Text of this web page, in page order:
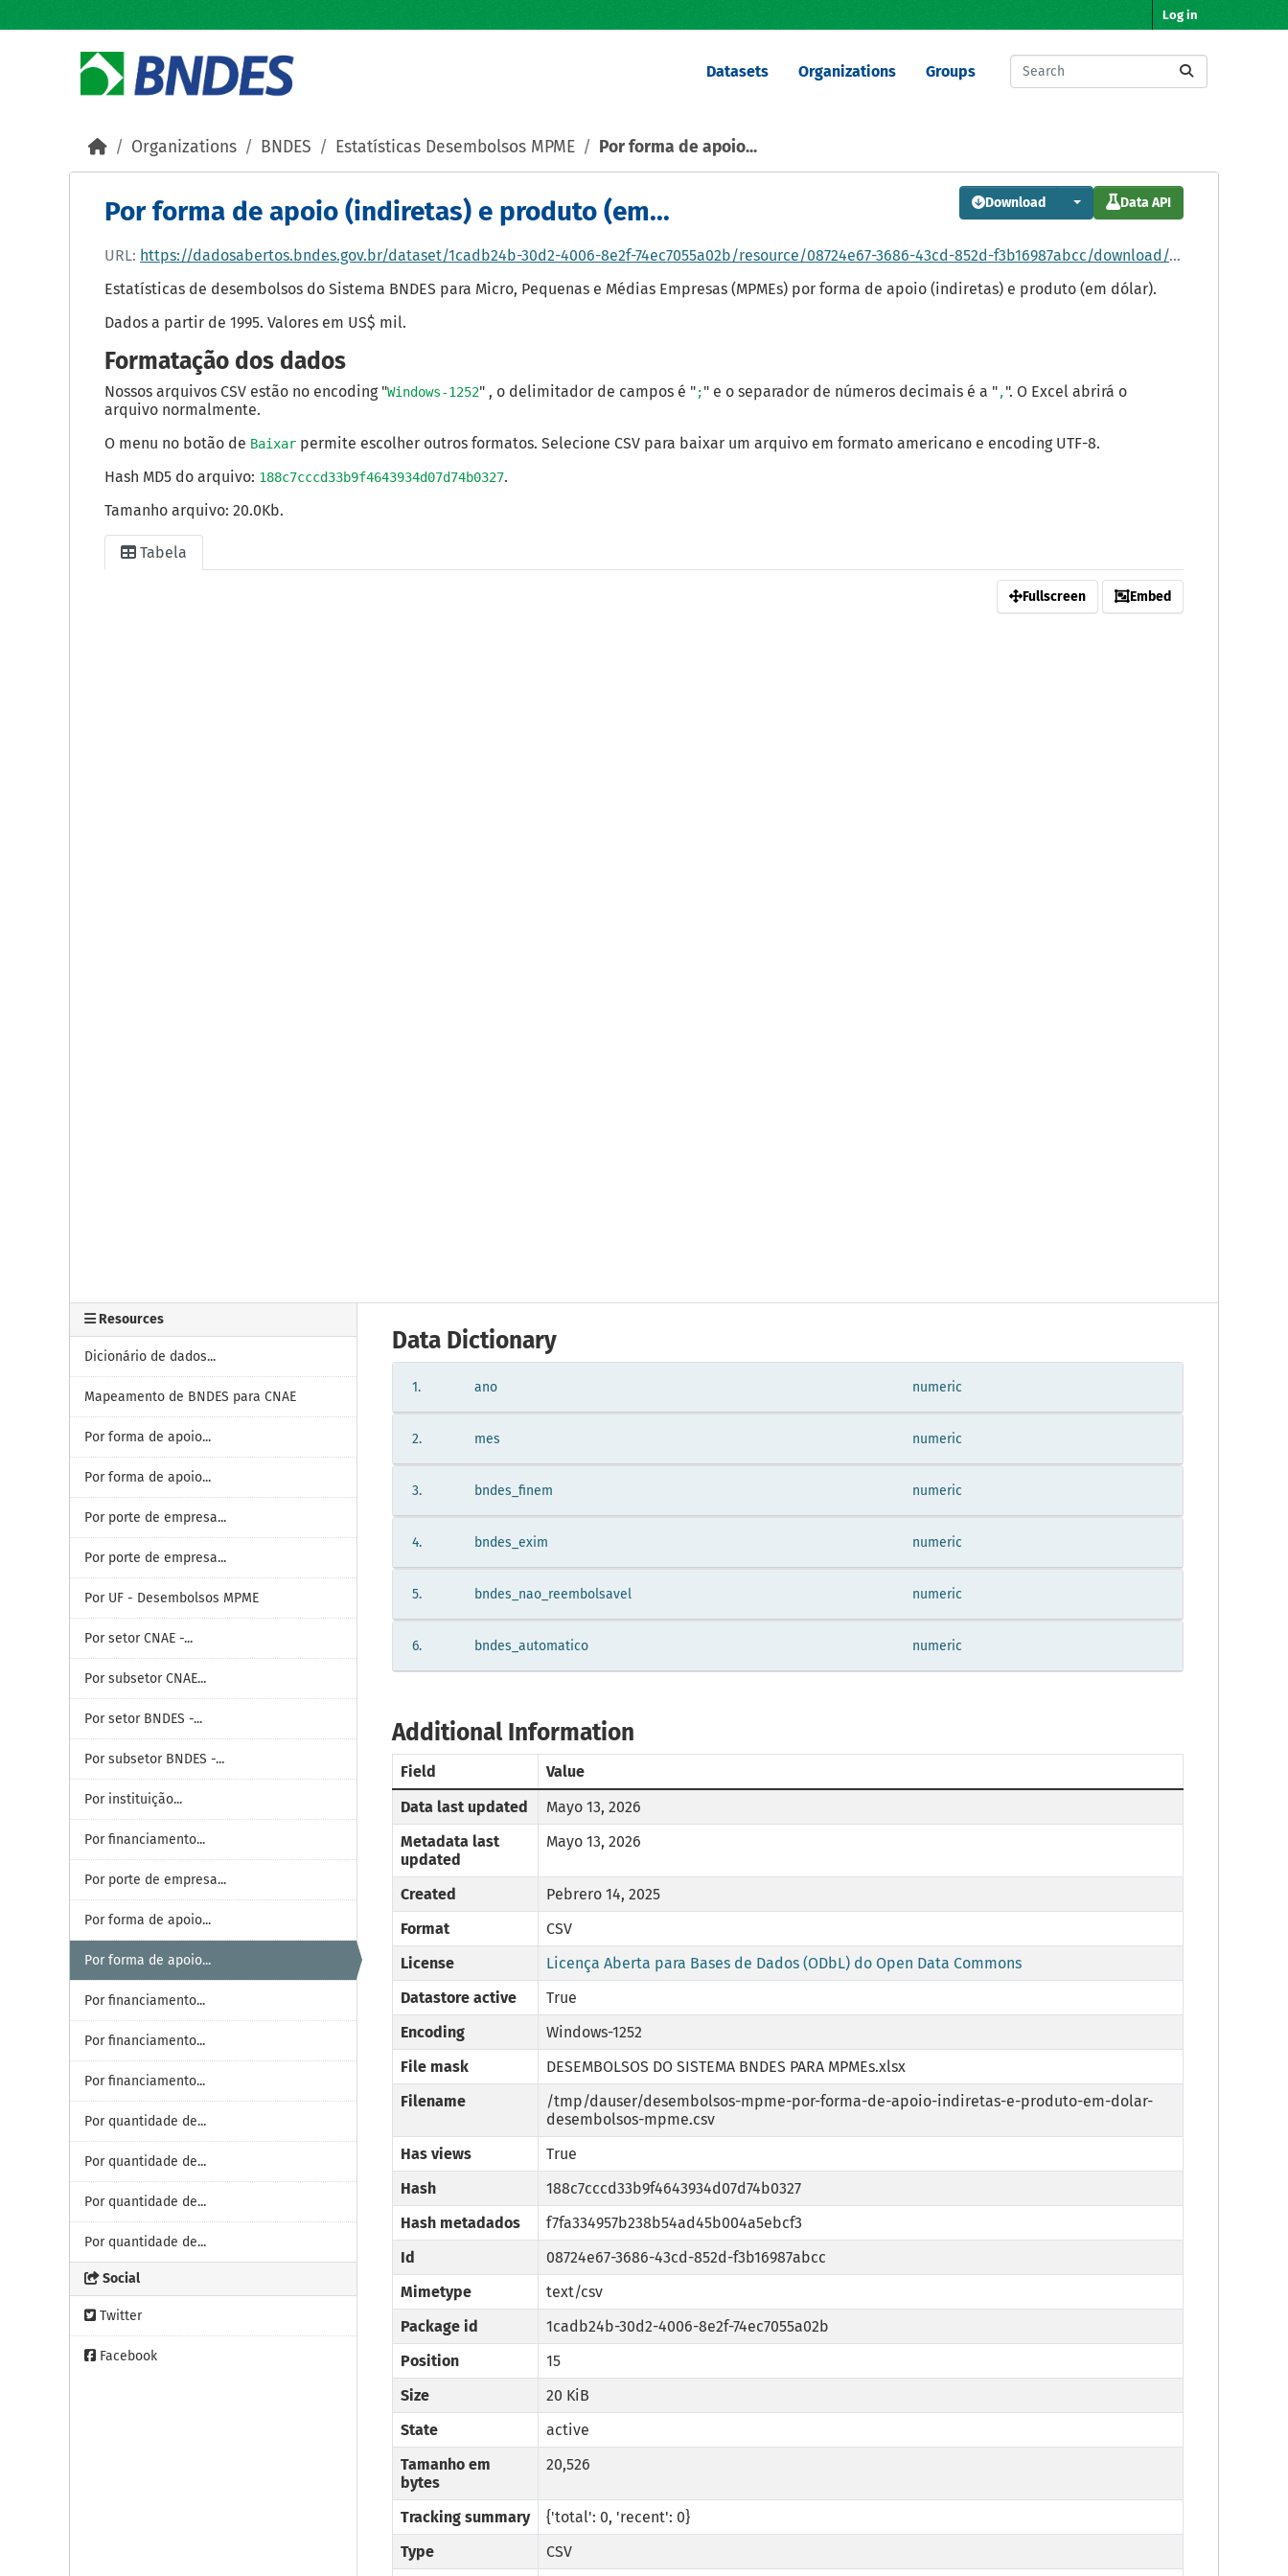
Log in
Datasets Organizations Groups
Organizations BNDES Estatísticas Desembolsos MPME Por forma de apoio...
Download Data API
Por forma de apoio (indiretas) e produto (em...
URL: https://dadosabertos.bndes.gov.br/dataset/1cadb24b-30d2-4006-8e2f-74ec7055a02b/resource/08724e67-3686-43cd-852d-f3b16987abcc/download/desembolsos-mpme-por-forma-de-apoio-indiretas-e-produto-em-dolar-desembolsos-mpme.csv
Estatísticas de desembolsos do Sistema BNDES para Micro, Pequenas e Médias Empresas (MPMEs) por forma de apoio (indiretas) e produto (em dólar).
Dados a partir de 1995. Valores em US$ mil.
Formatação dos dados
Nossos arquivos CSV estão no encoding "Windows-1252" , o delimitador de campos é ";" e o separador de números decimais é a ",". O Excel abrirá o
arquivo normalmente.
O menu no botão de Baixar permite escolher outros formatos. Selecione CSV para baixar um arquivo em formato americano e encoding UTF-8.
Hash MD5 do arquivo: 188c7cccd33b9f4643934d07d74b0327.
Tamanho arquivo: 20.0Kb.
Tabela
Fullscreen Embed
Resources
Dicionário de dados...
Mapeamento de BNDES para CNAE
Por forma de apoio...
Por forma de apoio...
Por porte de empresa...
Por porte de empresa...
Por UF - Desembolsos MPME
Por setor CNAE -...
Por subsetor CNAE...
Por setor BNDES -...
Por subsetor BNDES -...
Por instituição...
Por financiamento...
Por porte de empresa...
Por forma de apoio...
Por forma de apoio...
Por financiamento...
Por financiamento...
Por financiamento...
Por quantidade de...
Por quantidade de...
Por quantidade de...
Por quantidade de...
Social
Twitter
Facebook
Data Dictionary
1. ano numeric
2. mes numeric
3. bndes_finem numeric
4. bndes_exim numeric
5. bndes_nao_reembolsavel numeric
6. bndes_automatico numeric
Additional Information
Field
Value
Data last updated
Mayo 13, 2026
Metadata last
updated
Mayo 13, 2026
Created
Pebrero 14, 2025
Format
CSV
License
Licença Aberta para Bases de Dados (ODbL) do Open Data Commons
Datastore active
True
Encoding
Windows-1252
File mask
DESEMBOLSOS DO SISTEMA BNDES PARA MPMEs.xlsx
Filename
/tmp/dauser/desembolsos-mpme-por-forma-de-apoio-indiretas-e-produto-em-dolar-
desembolsos-mpme.csv
Has views
True
Hash
188c7cccd33b9f4643934d07d74b0327
Hash metadados
f7fa334957b238b54ad45b004a5ebcf3
Id
08724e67-3686-43cd-852d-f3b16987abcc
Mimetype
text/csv
Package id
1cadb24b-30d2-4006-8e2f-74ec7055a02b
Position
15
Size
20 KiB
State
active
Tamanho em
bytes
20,526
Tracking summary
{'total': 0, 'recent': 0}
Type
CSV